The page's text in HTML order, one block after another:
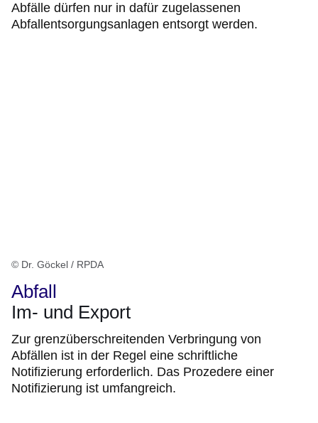
Abfälle dürfen nur in dafür zugelassenen
Abfallentsorgungsanlagen entsorgt werden.
© Dr. Göckel / RPDA
Abfall
Im- und Export
Zur grenzüberschreitenden Verbringung von
Abfällen ist in der Regel eine schriftliche
Notifizierung erforderlich. Das Prozedere einer
Notifizierung ist umfangreich.